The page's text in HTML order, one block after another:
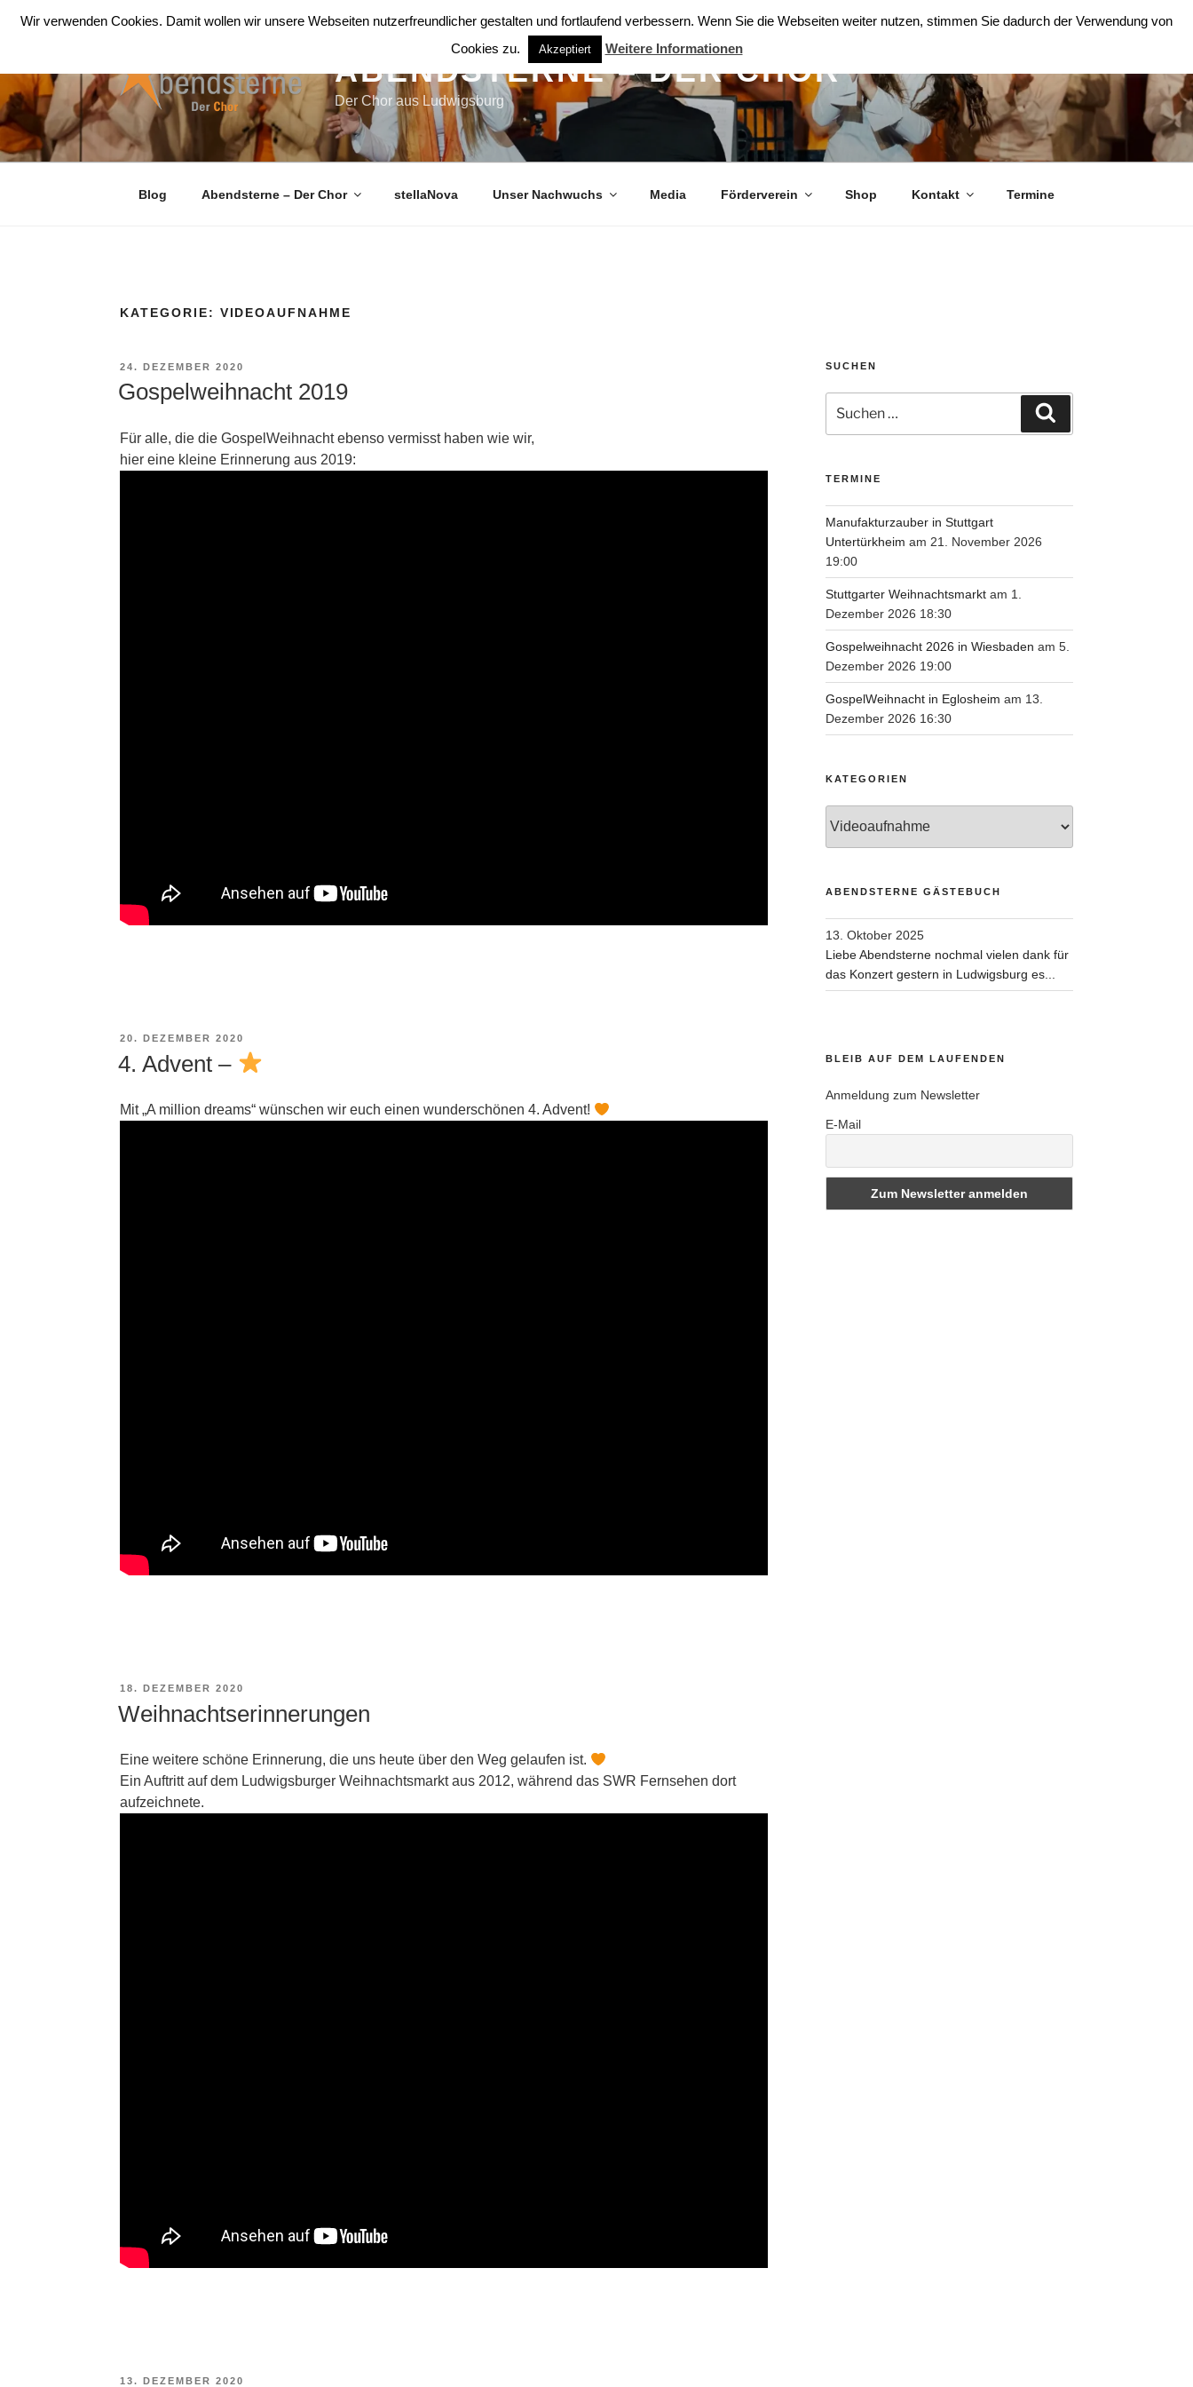
Inhalt
ABENDSTERNE – DER CHOR
Der Chor aus Ludwigsburg
Blog Abendsterne – Der Chor stellaNova Unser Nachwuchs Media Förderverein Shop Kontakt Termine
KATEGORIE: VIDEOAUFNAHME
VERÖFFENTLICHT
24. DEZEMBER 2020
Gospelweihnacht 2019
Für alle, die die GospelWeihnacht ebenso vermisst haben wie wir,
hier eine kleine Erinnerung aus 2019:
VERÖFFENTLICHT
20. DEZEMBER 2020
4. Advent –
Mit „A million dreams“ wünschen wir euch einen wunderschönen 4. Advent!
VERÖFFENTLICHT
18. DEZEMBER 2020
Weihnachtserinnerungen
Eine weitere schöne Erinnerung, die uns heute über den Weg gelaufen ist.
Ein Auftritt auf dem Ludwigsburger Weihnachtsmarkt aus 2012, während das SWR Fernsehen dort
aufzeichnete.
VERÖFFENTLICHT
13. DEZEMBER 2020
SUCHEN
nach:
TERMINE
Manufakturzauber in Stuttgart
Untertürkheim am 21. November 2026
19:00
Stuttgarter Weihnachtsmarktam 1.
Dezember 2026 18:30
Gospelweihnacht 2026 in Wiesbaden am 5.
Dezember 2026 19:00
GospelWeihnacht in Eglosheim am 13.
Dezember 2026 16:30
KATEGORIEN
ABENDSTERNE GÄSTEBUCH
13. Oktober 2025
Liebe Abendsterne nochmal vielen dank für
das Konzert gestern in Ludwigsburg es...
BLEIB AUF DEM LAUFENDEN
Anmeldung zum Newsletter
E-Mail
Wir verwenden Cookies. Damit wollen wir unsere Webseiten nutzerfreundlicher gestalten und fortlaufend verbessern. Wenn Sie die Webseiten weiter nutzen, stimmen Sie dadurch der Verwendung von
Cookies zu.
Akzeptiert Weitere Informationen